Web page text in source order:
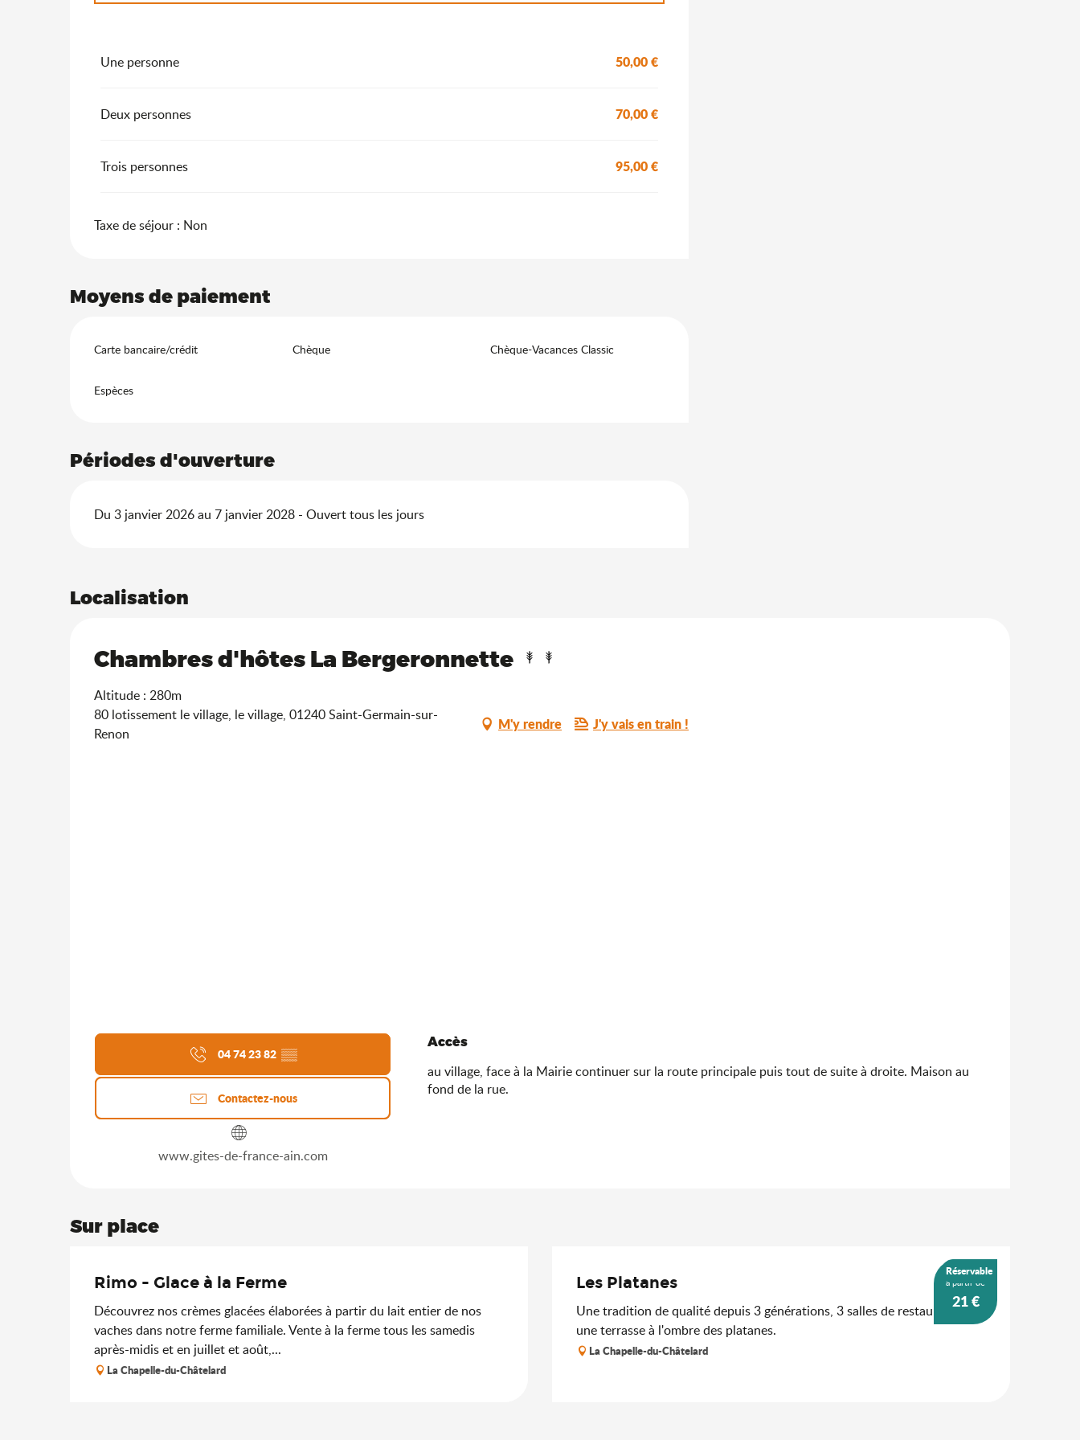
Une personne 50,00 €
Deux personnes 70,00 €
Trois personnes 95,00 €
Taxe de séjour : Non
Moyens de paiement
Carte bancaire/crédit Chèque Chèque-Vacances Classic
Espèces
Périodes d'ouverture
Du 3 janvier 2026 au 7 janvier 2028 - Ouvert tous les jours
Localisation
Chambres d'hôtes La Bergeronnette
Altitude : 280m
80 lotissement le village, le village, 01240 Saint-Germain-sur-
Renon
M'y rendre J'y vais en train !
04 74 23 82 ▒▒
Contactez-nous
www.gites-de-france-ain.com
Accès
Accès
au village, face à la Mairie continuer sur la route principale puis tout de suite à droite. Maison au
fond de la rue.
Sur place
Rimo - Glace à la Ferme
Découvrez nos crèmes glacées élaborées à partir du lait entier de nos
vaches dans notre ferme familiale. Vente à la ferme tous les samedis
après-midis et en juillet et août,...
La Chapelle-du-Châtelard
à partir de
21€
Les Platanes
Une tradition de qualité depuis 3 générations, 3 salles de restaurant et
une terrasse à l'ombre des platanes.
La Chapelle-du-Châtelard
Réservable